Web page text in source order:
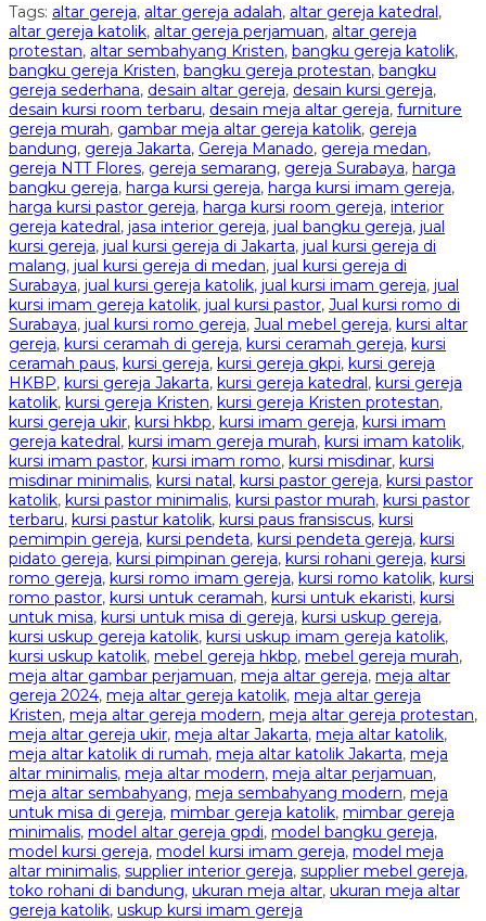
Tags: altar gereja, altar gereja adalah, altar gereja katedral,
altar gereja katolik, altar gereja perjamuan, altar gereja
protestan, altar sembahyang Kristen, bangku gereja katolik,
bangku gereja Kristen, bangku gereja protestan, bangku
gereja sederhana, desain altar gereja, desain kursi gereja,
desain kursi room terbaru, desain meja altar gereja, furniture
gereja murah, gambar meja altar gereja katolik, gereja
bandung, gereja Jakarta, Gereja Manado, gereja medan,
gereja NTT Flores, gereja semarang, gereja Surabaya, harga
bangku gereja, harga kursi gereja, harga kursi imam gereja,
harga kursi pastor gereja, harga kursi room gereja, interior
gereja katedral, jasa interior gereja, jual bangku gereja, jual
kursi gereja, jual kursi gereja di Jakarta, jual kursi gereja di
malang, jual kursi gereja di medan, jual kursi gereja di
Surabaya, jual kursi gereja katolik, jual kursi imam gereja, jual
kursi imam gereja katolik, jual kursi pastor, Jual kursi romo di
Surabaya, jual kursi romo gereja, Jual mebel gereja, kursi altar
gereja, kursi ceramah di gereja, kursi ceramah gereja, kursi
ceramah paus, kursi gereja, kursi gereja gkpi, kursi gereja
HKBP, kursi gereja Jakarta, kursi gereja katedral, kursi gereja
katolik, kursi gereja Kristen, kursi gereja Kristen protestan,
kursi gereja ukir, kursi hkbp, kursi imam gereja, kursi imam
gereja katedral, kursi imam gereja murah, kursi imam katolik,
kursi imam pastor, kursi imam romo, kursi misdinar, kursi
misdinar minimalis, kursi natal, kursi pastor gereja, kursi pastor
katolik, kursi pastor minimalis, kursi pastor murah, kursi pastor
terbaru, kursi pastur katolik, kursi paus fransiscus, kursi
pemimpin gereja, kursi pendeta, kursi pendeta gereja, kursi
pidato gereja, kursi pimpinan gereja, kursi rohani gereja, kursi
romo gereja, kursi romo imam gereja, kursi romo katolik, kursi
romo pastor, kursi untuk ceramah, kursi untuk ekaristi, kursi
untuk misa, kursi untuk misa di gereja, kursi uskup gereja,
kursi uskup gereja katolik, kursi uskup imam gereja katolik,
kursi uskup katolik, mebel gereja hkbp, mebel gereja murah,
meja altar gambar perjamuan, meja altar gereja, meja altar
gereja 2024, meja altar gereja katolik, meja altar gereja
Kristen, meja altar gereja modern, meja altar gereja protestan,
meja altar gereja ukir, meja altar Jakarta, meja altar katolik,
meja altar katolik di rumah, meja altar katolik Jakarta, meja
altar minimalis, meja altar modern, meja altar perjamuan,
meja altar sembahyang, meja sembahyang modern, meja
untuk misa di gereja, mimbar gereja katolik, mimbar gereja
minimalis, model altar gereja gpdi, model bangku gereja,
model kursi gereja, model kursi imam gereja, model meja
altar minimalis, supplier interior gereja, supplier mebel gereja,
toko rohani di bandung, ukuran meja altar, ukuran meja altar
gereja katolik, uskup kursi imam gereja